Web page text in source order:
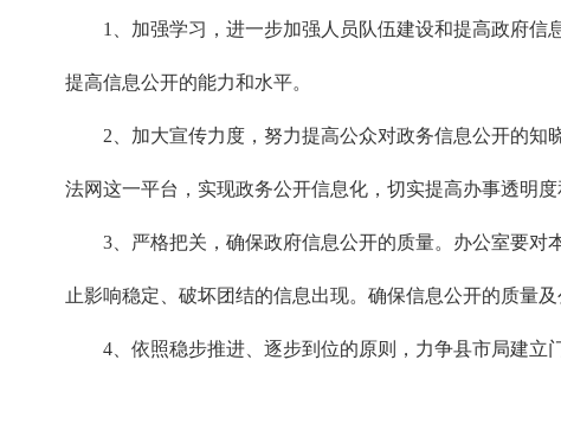
1、加强学习，进一步加强人员队伍建设和提高政府信
提高信息公开的能力和水平。
2、加大宣传力度，努力提高公众对政务信息公开的知
法网这一平台，实现政务公开信息化，切实提高办事透明
3、严格把关，确保政府信息公开的质量。办公室要对
止影响稳定、破坏团结的信息出现。确保信息公开的质量
4、依照稳步推进、逐步到位的原则，力争县市局建立门